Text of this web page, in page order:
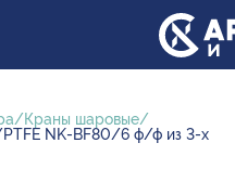
Краны шаровые
NK-BF80/6 ф/ф из 3-х